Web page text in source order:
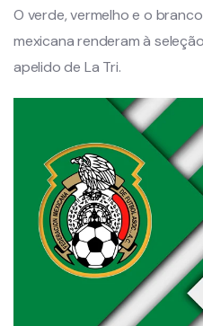
O verde, vermelho e o
mexicana renderam à
apelido de La Tri.